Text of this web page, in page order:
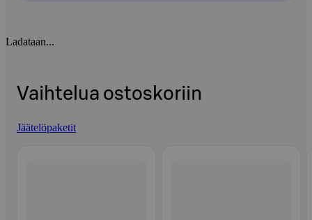
Ladataan...
Vaihtelua ostoskoriin
Jäätelöpaketit